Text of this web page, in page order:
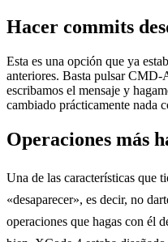
Hacer commits
Esta es una opción que ya
anteriores. Basta pulsar CMD-
escribamos el mensaje y
cambiado prácticamente nada
Operaciones más
Una de las características que
«desaparecer», es decir, no
operaciones que hagas con él